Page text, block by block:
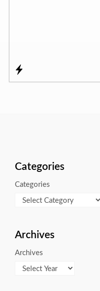
Categories
Categories
Archives
Archives